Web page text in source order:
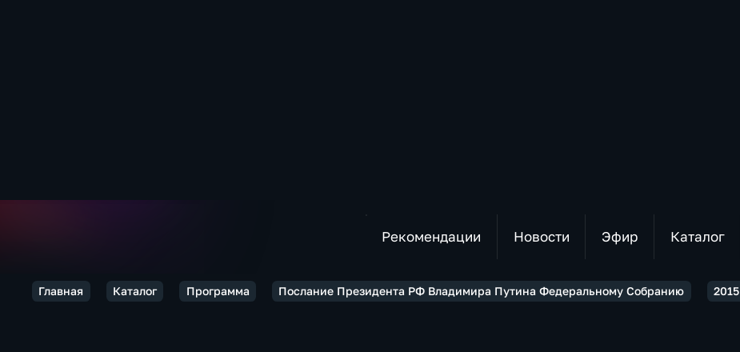
Рекомендации Новости Эфир Каталог
Главная Каталог Программа Послание Президента РФ Владимира Путина Федеральному Собранию 2015